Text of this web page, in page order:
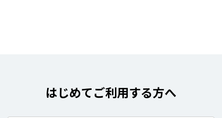
はじめてご利用する方へ